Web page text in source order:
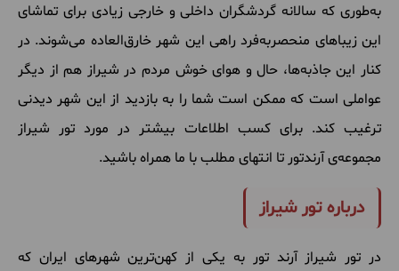
به‌طوری که سالانه گردشگران داخلی و خارجی زیادی برای تماشای
این زیباهای منحصربه‌فرد راهی این شهر خارق‌العاده می‌شوند. در
کنار این جاذبه‌ها، حال و هوای خوش مردم در شیراز هم از دیگر
عواملی است که ممکن است شما را به بازدید از این شهر دیدنی
ترغیب کند. برای کسب اطلاعات بیشتر در مورد تور شیراز
مجموعه‌ی آرندتور تا انتهای مطلب با ما همراه باشید.
درباره تور شیراز
در تور شیراز آرند تور به یکی از کهن‌ترین شهرهای ایران که